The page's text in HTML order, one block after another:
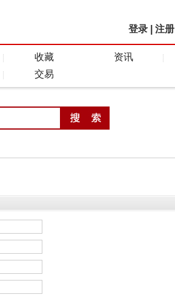
登录 注册
收藏
资讯
交易